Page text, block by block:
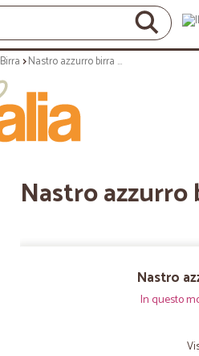
Birra Nastro azzurro birra cl.33 vap
Nastro azzurro
Nastro
In questo